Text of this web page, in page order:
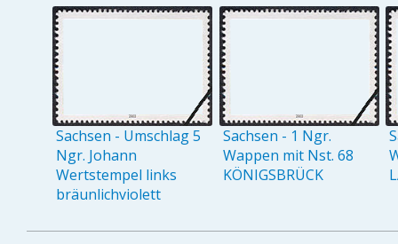
Sachsen - Umschlag 5
Ngr. Johann
Wertstempel links
bräunlichviolett
Sachsen - 1 Ngr.
Wappen mit Nst. 68
KÖNIGSBRÜCK